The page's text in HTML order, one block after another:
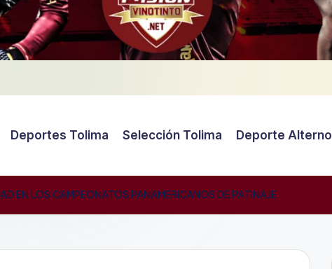
Deportes Tolima Selección Tolima Deporte Alterno
EN LOS CAMPEONATOS PANAMERICANOS DE PATINAJE